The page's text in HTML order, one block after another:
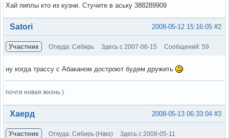
Хай пиплы кто из кузни. Стучите в аську 388289909
Вне форума #2
2008-05-12 15:16:05
Satori
Участник Откуда: Сибирь Здесь с 2007-06-15 Сообщений: 59
ну когда трассу с Абаканом достроют будем дружить
почти новая жизнь )
Вне форума #3
2008-05-13 06:33:04
Хаерд
Участник Откуда: Сибирь (Нвкз)
Здесь с 2008-05-11